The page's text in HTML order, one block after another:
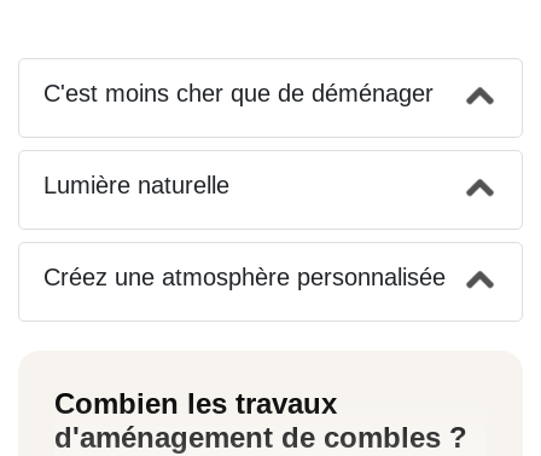
C'est moins cher que de déménager
Lumière naturelle
Créez une atmosphère personnalisée
Combien les travaux
d'aménagement de combles ?